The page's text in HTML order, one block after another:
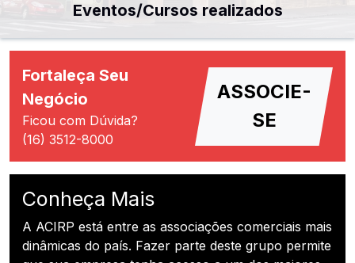
Eventos/Cursos realizados
Fortaleça Seu
Negócio
Ficou com Dúvida?
(16) 3512-8000
ASSOCIE-
SE
Conheça Mais
A ACIRP está entre as associações comerciais mais
dinâmicas do país. Fazer parte deste grupo permite